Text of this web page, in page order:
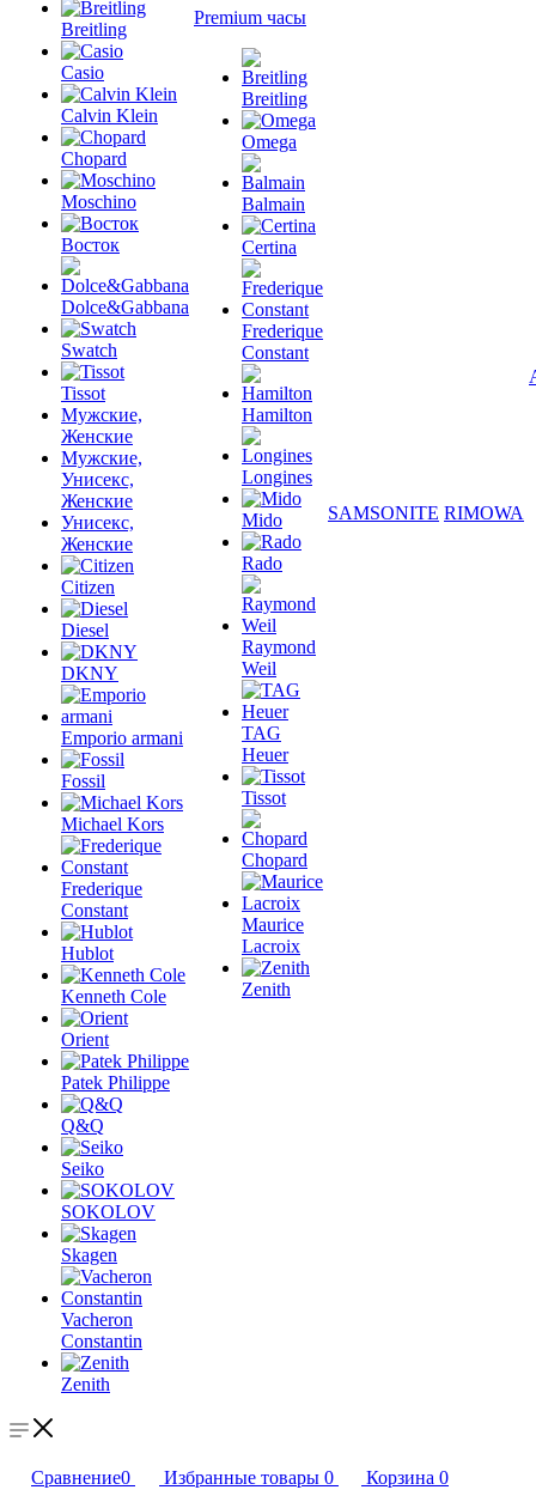
Breitling
Casio
Calvin Klein
Chopard
Moschino
Восток
Dolce&Gabbana
Swatch
Tissot
Мужские,
Женские
Мужские,
Унисекс,
Женские
Унисекс,
Женские
Citizen
Diesel
DKNY
Emporio armani
Fossil
Michael Kors
Frederique
Constant
Hublot
Kenneth Cole
Orient
Patek Philippe
Q&Q
Seiko
SOKOLOV
Skagen
Vacheron
Constantin
Zenith
Premium часы
Breitling
Omega
Balmain
Certina
Frederique
Constant
Hamilton
Longines
Mido
Rado
Raymond
Weil
TAG
Heuer
Tissot
Chopard
Maurice
Lacroix
Zenith
SAMSONITE RIMOWA
Сравнение0 Избранные товары 0 Корзина 0